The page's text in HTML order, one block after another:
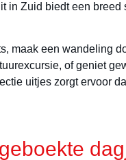
in Zuid biedt een
maak een wandeling
of geniet
uitjes zorgt ervoor